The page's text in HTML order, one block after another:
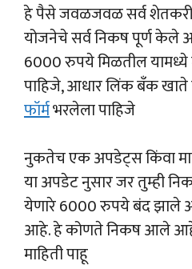
हे पैसे जवळजवळ सर्व
योजनेचे सर्व निकष पूर्ण केले
6000 रुपये मिळतील यामध्ये
पाहिजे, आधार लिंक बँक
फॉर्मभरलेला पाहिजे
नुकतेच एक अपडेट्स किंवा
या अपडेट नुसार जर तुम्ही
येणारे 6000 रुपये बंद झाले
आहे. हे कोणते निकष आले
माहिती पाहू